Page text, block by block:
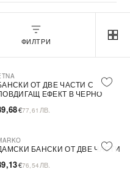
ФИЛТРИ
ОТ ДВЕ ЧАСТИ С
ЕФЕКТ В ЧЕРНО
€77,61 ЛВ.
БАНСКИ ОТ ДВЕ ЧАСТИ
€76,54 ЛВ.